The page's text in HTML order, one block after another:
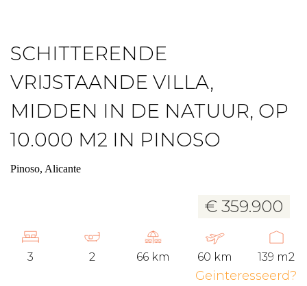
SCHITTERENDE
VRIJSTAANDE VILLA,
MIDDEN IN DE NATUUR, OP
10.000 M2 IN PINOSO
Pinoso, Alicante
€ 359.900
3 2 66 km 60 km 139 m2
Geinteresseerd?